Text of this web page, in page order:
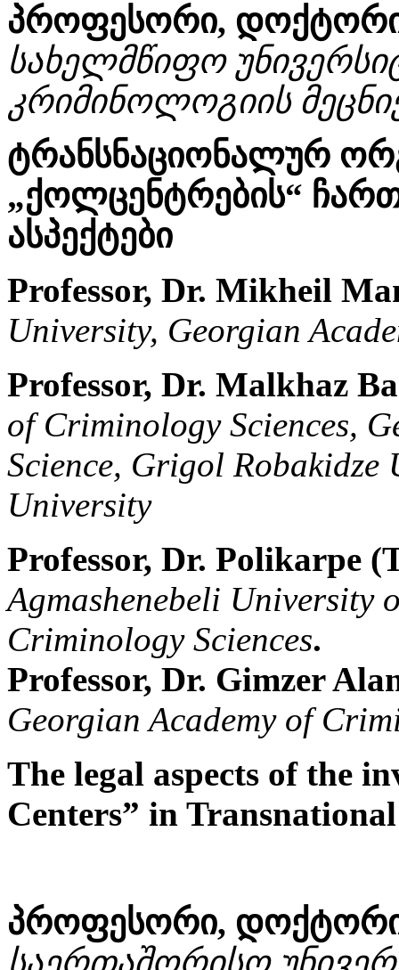
პროფესორი, დოქტორი
სახელმწიფო
კრიმინოლოგიის
ტრანსნაციონალურ
„ქოლცენტრების“
ასპექტები
Professor, Dr. Mikheil
University, Georgian
Professor, Dr. Malkhaz
of Criminology Sciences,
Science, Grigol Robakidze
University
Professor, Dr. Polikarpe
Agmashenebeli University
Criminology Sciences.
Professor, Dr. Gimzer
Georgian Academy of
The legal aspects of the
Centers” in
პროფესორი, დოქტორი
საერთაშორისო